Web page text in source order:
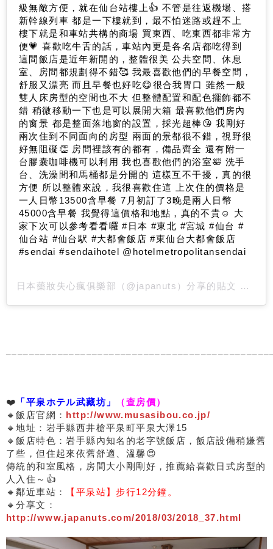
級無敵方便，就在仙台站樓上👍 不管是往返機場、搭
新幹線列車 都是一下樓就到，最不怕迷路或趕不上
樓下就是和車站共構的商場 買東西、吃東西都非常方
便💗 喜歡吃牛舌的話，車站內更是各名店都吃得到
這間飯店是近年新開的，整體很美 公共空間、休息
室、房間都規劃得不錯🥰 我最喜歡他們的早餐空間，
舒服又漂亮 而且早餐也好吃😋很合我胃口 雖然一般
雙人床房型的空間也不大 但整體配置和配色擺飾都不
錯 稍微移動一下也是可以展開大箱 最喜歡他們房內
的窗景 都是整面落地窗的設置，採光超棒😘 我剛好
兩次住到不同面向的房型 兩面的景都很不錯，視野很
好無阻礙👏 房間裡該有的都有，備品齊全 還有附一
台膠囊咖啡機可以利用 我也喜歡他們的浴室🛀 洗手
台、洗澡間和馬桶都是分開的 這樣互不干擾，真的很
方便 所以整體來說，我很喜歡住這 上次住的價格是
一人日幣13500含早餐 7月初訂了3晚是兩人日幣
45000含早餐 我覺得這價格和地點，真的不貴☺️ 大
家下次可以參考看看囉 #日本 #東北 #宮城 #仙台 #
仙台站 #仙台駅 #大都會飯店 #東仙台大都會飯店
#sendai #sendaihotel @hotelmetropolitansendai
日本藥妝失心瘋俱樂部 （@japanuts）分享的貼文 於
❤️ 「平泉ホテル武藏坊」
（查房價）
🔸飯店官網： http://www.musasibou.co.jp/
🔸地址：岩手縣西井槍平泉町平泉大澤15
🔸飯店特色：岩手縣內知名的老字號飯店，飯店設備稍嫌舊
了些，但住起來依舊舒適、溫馨😍
傳統的和室風格，房間大小剛剛好，推薦給喜歡日式房型的
人入住～👍
🔸鄰近車站：
【平泉站】步行12分鐘。
🔸分享文：
http://www.japanuts.com/2018/03/2018_37.html